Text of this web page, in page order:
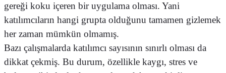
gereği koku içeren bir uygulama olması. Yani
katılımcıların hangi grupta olduğunu tamamen gizlemek
her zaman mümkün olmamış.
Bazı çalışmalarda katılımcı sayısının sınırlı olması da
dikkat çekmiş. Bu durum, özellikle kaygı, stres ve